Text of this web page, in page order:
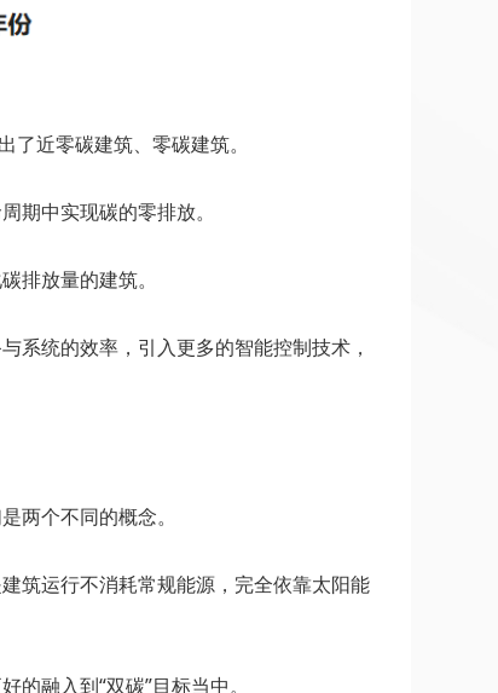
近零碳建筑、零碳建筑。
期中实现碳的零排放。
排放量的建筑。
系统的效率，引入更多的智能控制技术，
两个不同的概念。
筑运行不消耗常规能源，完全依靠太阳能
融入到“双碳”目标当中。